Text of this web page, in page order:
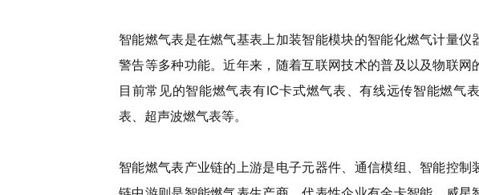
智能燃气表是在燃气基表上加装智能模块的智能化燃气计量
警告等多种功能。近年来，随着互联网技术的普及以及物联网
目前常见的智能燃气表有IC卡式燃气表、有线远传智能燃气
表、超声波燃气表等。
智能燃气表产业链的上游是电子元器件、通信模组、智能控